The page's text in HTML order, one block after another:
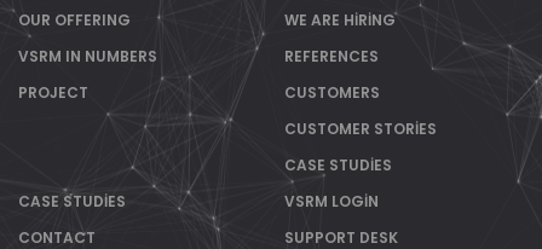
OUR OFFERING
VSRM IN NUMBERS
PROJECT
WE ARE HIRING
REFERENCES
CUSTOMERS
CUSTOMER STORIES
CASE STUDIES
CASE STUDIES
CONTACT
VSRM LOGIN
SUPPORT DESK